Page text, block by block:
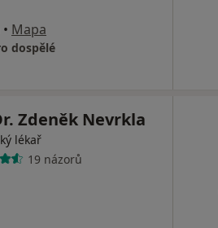
• Mapa
dospělé
Zdeněk Nevrkla
lékař
19 názorů